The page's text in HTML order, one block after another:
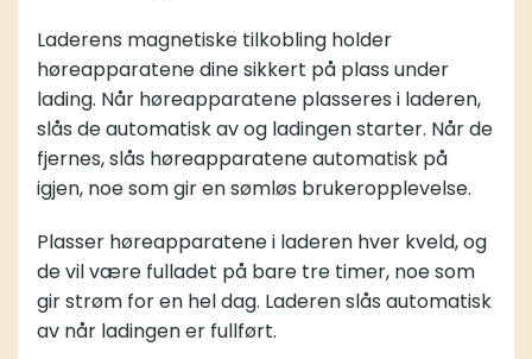
Laderens magnetiske tilkobling holder
høreapparatene dine sikkert på plass under
lading. Når høreapparatene plasseres i laderen,
slås de automatisk av og ladingen starter. Når de
fjernes, slås høreapparatene automatisk på
igjen, noe som gir en sømløs brukeropplevelse.
Plasser høreapparatene i laderen hver kveld, og
de vil være fulladet på bare tre timer, noe som
gir strøm for en hel dag. Laderen slås automatisk
av når ladingen er fullført.